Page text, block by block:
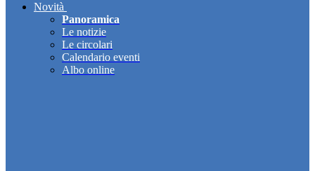
Novità
Panoramica
Le notizie
Le circolari
Calendario eventi
Albo online